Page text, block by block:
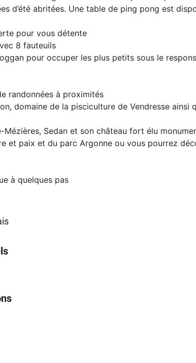
d’été abritées. Une table de ping pong est
pour vous détente
8 fauteuils
pour occuper les plus petits sous le
randonnées à proximités
domaine de la pisciculture de Vendresse ainsi
Mézières, Sedan et son château fort élu
et paix et du parc Argonne ou vous pourrez
à quelques pas